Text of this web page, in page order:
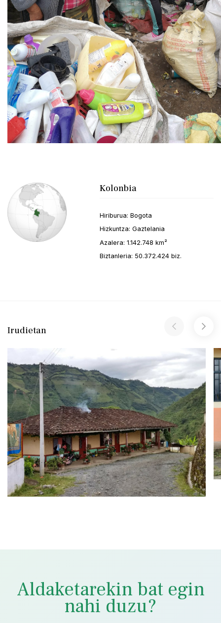
Kolonbia
Hiriburua: Bogota
Hizkuntza: Gaztelania
Azalera: 1.142.748 km²
Biztanleria: 50.372.424 biz.
Irudietan
Aldaketarekin bat egin
nahi duzu?